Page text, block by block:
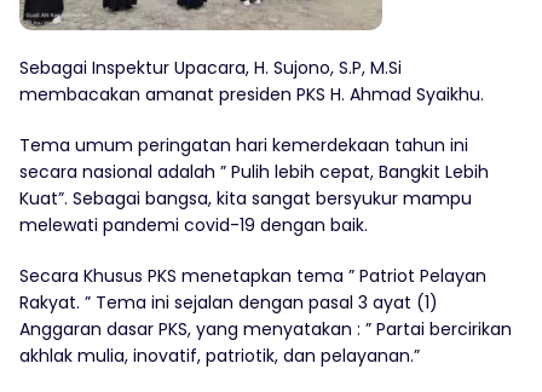
Sebagai Inspektur Upacara, H. Sujono, S.P, M.Si
membacakan amanat presiden PKS H. Ahmad Syaikhu.
Tema umum peringatan hari kemerdekaan tahun ini
secara nasional adalah ” Pulih lebih cepat, Bangkit Lebih
Kuat”. Sebagai bangsa, kita sangat bersyukur mampu
melewati pandemi covid-19 dengan baik.
Secara Khusus PKS menetapkan tema ” Patriot Pelayan
Rakyat. ” Tema ini sejalan dengan pasal 3 ayat (1)
Anggaran dasar PKS, yang menyatakan : ” Partai bercirikan
akhlak mulia, inovatif, patriotik, dan pelayanan.”